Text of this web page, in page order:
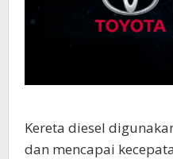
Kereta diesel
dan mencapai